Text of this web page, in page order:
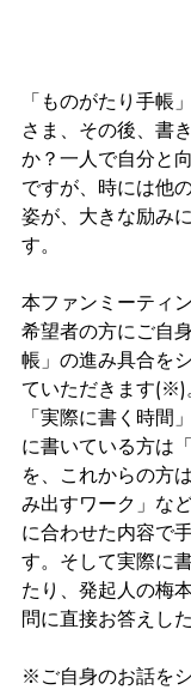
「ものがたり手帳
さま、その後、書
か？一人で自分と
ですが、時には他
姿が、大きな励み
す。
本ファンミーティ
希望者の方にご自
帳」の進み具合を
ていただきます(※)
「実際に書く時間
に書いている方は
を、これからの方
み出すワーク」な
に合わせた内容で
す。そして実際に
たり、発起人の梅
問に直接お答えし
※ご自身のお話を